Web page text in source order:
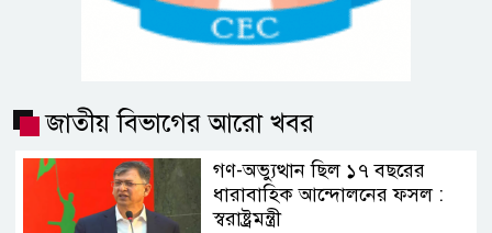
জাতীয় বিভাগের আরো খবর
গণ-অভ্যুত্থান ছিল ১৭ বছরের
ধারাবাহিক আন্দোলনের ফসল :
স্বরাষ্ট্রমন্ত্রী